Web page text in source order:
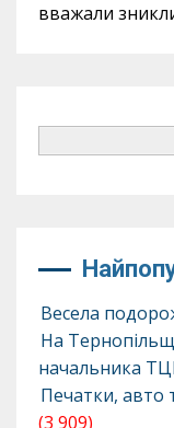
вважали
Весела
На
начальника
Печатки, авто
(3 909)